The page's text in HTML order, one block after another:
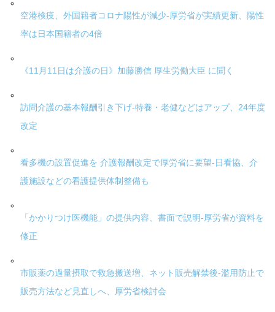
空港検疫、外国籍者コロナ陽性が減少-厚労省が実績更新、陽性
率は日本国籍者の4倍
《11月11日は介護の日》加藤勝信 厚生労働大臣 に聞く
訪問介護の基本報酬引き下げ-特養・老健などはアップ、24年度
改定
看多機の設置促進を 介護報酬改定で厚労省に要望-日看協、介
護施設などの看護提供体制整備も
「かかりつけ医機能」の提供内容、書面で説明-厚労省が資料を
修正
市販薬の過量摂取で救急搬送増、ネット販売解禁後-濫用防止で
販売方法など見直しへ、厚労省検討会